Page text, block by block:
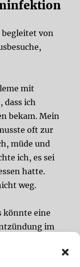
begleitet von
mit
dass ich
bekam. Mein
oft zur
müde und
ich, es sei
hatte.
weg.
könnte eine
im
oder Viren